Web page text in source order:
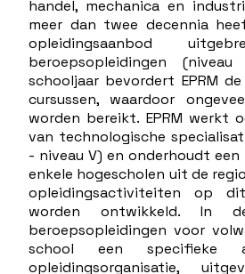
handel, mechanica en
meer dan twee decennia
opleidingsaanbod
beroepsopleidingen
schooljaar bevordert EPRM
cursussen, waardoor
worden bereikt. EPRM werkt
van technologische
- niveau V) en onderhoudt
enkele hogescholen uit de
opleidingsactiviteiten op
worden ontwikkeld. In
beroepsopleidingen voor
school een specifieke
opleidingsorganisatie,